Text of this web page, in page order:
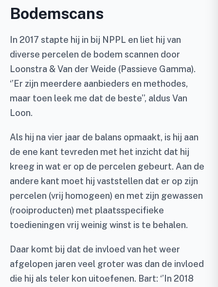
Bodemscans
In 2017 stapte hij in bij NPPL en liet hij van
diverse percelen de bodem scannen door
Loonstra & Van der Weide (Passieve Gamma).
‘’Er zijn meerdere aanbieders en methodes,
maar toen leek me dat de beste’’, aldus Van
Loon.
Als hij na vier jaar de balans opmaakt, is hij aan
de ene kant tevreden met het inzicht dat hij
kreeg in wat er op de percelen gebeurt. Aan de
andere kant moet hij vaststellen dat er op zijn
percelen (vrij homogeen) en met zijn gewassen
(rooiproducten) met plaatsspecifieke
toedieningen vrij weinig winst is te behalen.
Daar komt bij dat de invloed van het weer
afgelopen jaren veel groter was dan de invloed
die hij als teler kon uitoefenen. Bart: ‘’In 2018